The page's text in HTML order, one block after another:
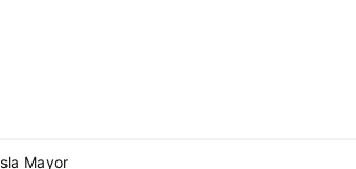
Mayor